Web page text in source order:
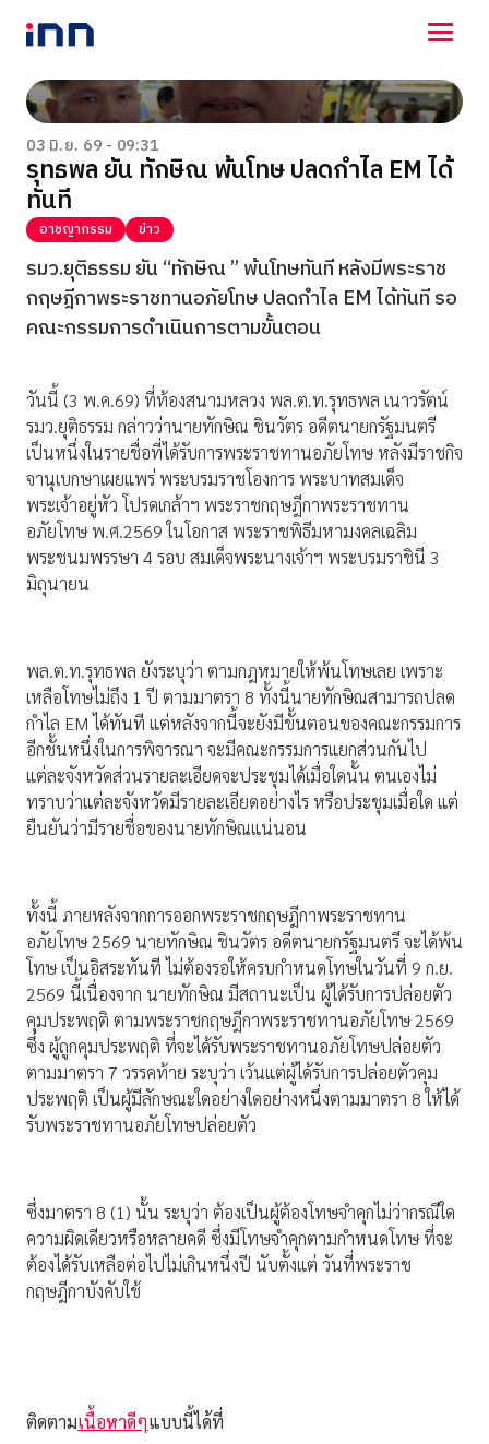
NEWS
ENTERTAINMENT
LIFESTYLE
HOROSCOPE
LOTTERY
VIDEO
ร่วมด้วยช่วยกัน
03 มิ.ย. 69 - 09:31
รุทธพล ยัน ทักษิณ พ้นโทษ ปลดกำไล EM ได้
ทันที
อาชญากรรม ข่าว
รมว.ยุติธรรม ยัน “ทักษิณ ” พ้นโทษทันที หลังมีพระราช
กฤษฎีกาพระราชทานอภัยโทษ ปลดกำไล EM ได้ทันที รอ
คณะกรรมการดำเนินการตามขั้นตอน
วันนี้ (3 พ.ค.69) ที่ท้องสนามหลวง พล.ต.ท.รุทธพล เนาวรัตน์
รมว.ยุติธรรม กล่าวว่านายทักษิณ ชินวัตร อดีตนายกรัฐมนตรี
เป็นหนึ่งในรายชื่อที่ได้รับการพระราชทานอภัยโทษ หลังมีราชกิจ
จานุเบกษาเผยแพร่ พระบรมราชโองการ พระบาทสมเด็จ
พระเจ้าอยู่หัว โปรดเกล้าฯ พระราชกฤษฎีกาพระราชทาน
อภัยโทษ พ.ศ.2569 ในโอกาส พระราชพิธีมหามงคลเฉลิม
พระชนมพรรษา 4 รอบ สมเด็จพระนางเจ้าฯ พระบรมราชินี 3
มิถุนายน
พล.ต.ท.รุทธพล ยังระบุว่า ตามกฎหมายให้พ้นโทษเลย เพราะ
เหลือโทษไม่ถึง 1 ปี ตามมาตรา 8 ทั้งนี้นายทักษิณสามารถปลด
กำไล EM ได้ทันที แต่หลังจากนี้จะยังมีขั้นตอนของคณะกรรมการ
อีกชั้นหนึ่งในการพิจารณา จะมีคณะกรรมการแยกส่วนกันไป
แต่ละจังหวัดส่วนรายละเอียดจะประชุมได้เมื่อใดนั้น ตนเองไม่
ทราบว่าแต่ละจังหวัดมีรายละเอียดอย่างไร หรือประชุมเมื่อใด แต่
ยืนยันว่ามีรายชื่อของนายทักษิณแน่นอน
ทั้งนี้ ภายหลังจากการออกพระราชกฤษฎีกาพระราชทาน
อภัยโทษ 2569 นายทักษิณ ชินวัตร อดีตนายกรัฐมนตรี จะได้พ้น
โทษ เป็นอิสระทันที ไม่ต้องรอให้ครบกำหนดโทษในวันที่ 9 ก.ย.
2569 นี้เนื่องจาก นายทักษิณ มีสถานะเป็น ผู้ได้รับการปล่อยตัว
คุมประพฤติ ตามพระราชกฤษฎีกาพระราชทานอภัยโทษ 2569
ซึ่ง ผู้ถูกคุมประพฤติ ที่จะได้รับพระราชทานอภัยโทษปล่อยตัว
ตามมาตรา 7 วรรคท้าย ระบุว่า เว้นแต่ผู้ได้รับการปล่อยตัวคุม
ประพฤติ เป็นผู้มีลักษณะใดอย่างใดอย่างหนึ่งตามมาตรา 8 ให้ได้
รับพระราชทานอภัยโทษปล่อยตัว
ซึ่งมาตรา 8 (1) นั้น ระบุว่า ต้องเป็นผู้ต้องโทษจำคุกไม่ว่ากรณีใด
ความผิดเดียวหรือหลายคดี ซึ่งมีโทษจำคุกตามกำหนดโทษ ที่จะ
ต้องได้รับเหลือต่อไปไม่เกินหนึ่งปี นับตั้งแต่ วันที่พระราช
กฤษฎีกาบังคับใช้
ติดตามเนื้อหาดีๆแบบนี้ได้ที่